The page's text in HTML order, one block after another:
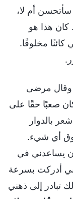
أم لا،
كان هذا هو
مخلوقًا.
وقال مرضى
صعبًا حقًا على
بالدوار
أي شيء.
يساعدني في
أدركت بسرعة
تبادر إلى ذهني